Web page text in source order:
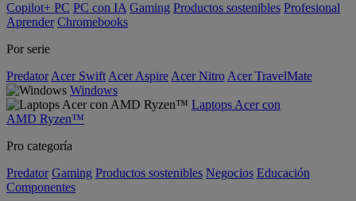
Copilot+ PC PC con IA Gaming Productos sostenibles Profesional
Aprender Chromebooks
Por serie
Predator Acer Swift Acer Aspire Acer Nitro Acer TravelMate
Windows
Laptops Acer con
AMD Ryzen™
Pro categoría
Predator Gaming Productos sostenibles Negocios Educación
Componentes